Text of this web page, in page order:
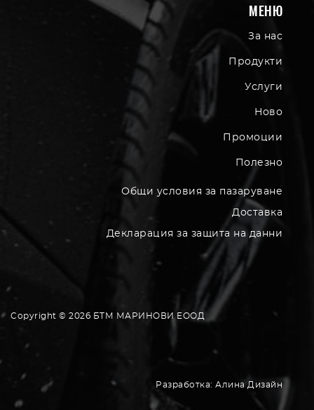
МЕНЮ
За нас
Продукти
Услуги
Ново
Промоции
Полезно
Общи условия за пазаруване
Доставка
Декларация за защита на данни
Copyright © 2026 БТМ МАРИНОВИ EООД
Разработка: Алина Дизайн